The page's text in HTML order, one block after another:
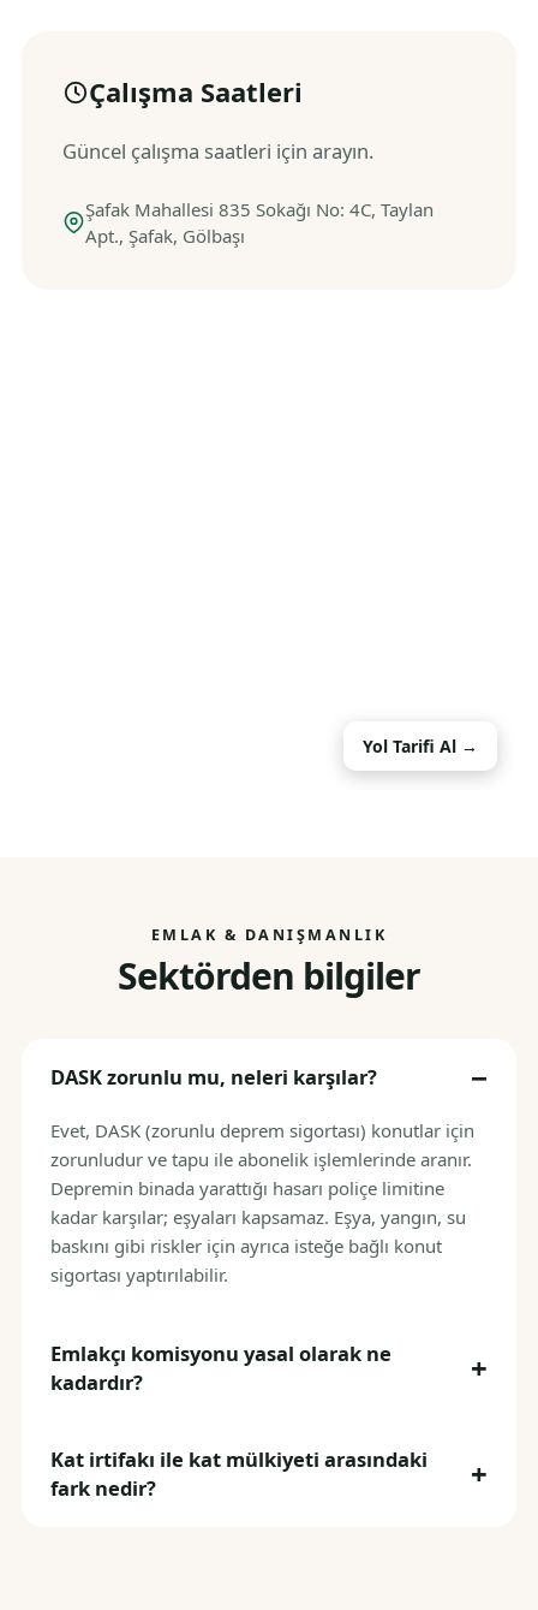
Çalışma Saatleri
Güncel çalışma saatleri için arayın.
Şafak Mahallesi 835 Sokağı No: 4C, Taylan
Apt., Şafak, Gölbaşı
Yol Tarifi Al →
EMLAK & DANIŞMANLIK
Sektörden bilgiler
DASK zorunlu mu, neleri karşılar?
Evet, DASK (zorunlu deprem sigortası) konutlar için
zorunludur ve tapu ile abonelik işlemlerinde aranır.
Depremin binada yarattığı hasarı poliçe limitine
kadar karşılar; eşyaları kapsamaz. Eşya, yangın, su
baskını gibi riskler için ayrıca isteğe bağlı konut
sigortası yaptırılabilir.
Emlakçı komisyonu yasal olarak ne
kadardır?
Kat irtifakı ile kat mülkiyeti arasındaki
fark nedir?